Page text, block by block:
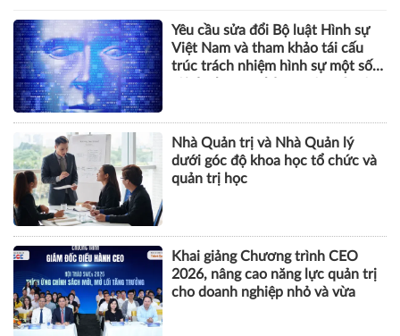
Yêu cầu sửa đổi Bộ luật Hình sự
Việt Nam và tham khảo tái cấu
trúc trách nhiệm hình sự một số
Nhà Quản trị và Nhà Quản lý
dưới góc độ khoa học tổ chức và
quản trị học
Khai giảng Chương trình CEO
2026, nâng cao năng lực quản trị
cho doanh nghiệp nhỏ và vừa